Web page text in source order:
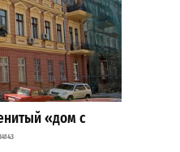
«дом с